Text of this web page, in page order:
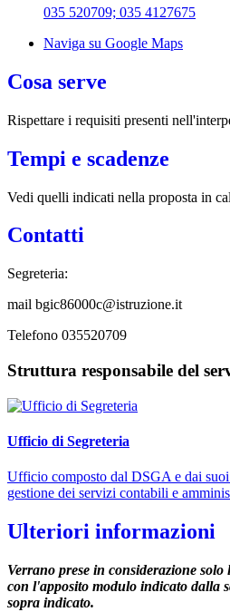
035 520709; 035 4127675
Naviga su Google Maps
Cosa serve
Rispettare i requisiti presenti
Tempi e scadenze
Vedi quelli indicati nella proposta in
Contatti
Segreteria:
mail bgic86000c@istruzione.it
Telefono 035520709
Struttura responsabile del
Ufficio di Segreteria
Ufficio composto dal DSGA e dai
gestione dei servizi contabili e
Ulteriori informazioni
Verrano prese in considerazione
con l'apposito modulo indicato dalla
sopra indicato.